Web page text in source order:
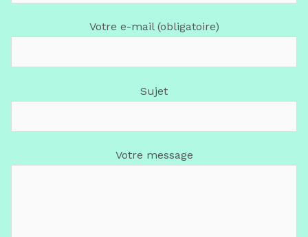
Votre e-mail (obligatoire)
Sujet
Votre message